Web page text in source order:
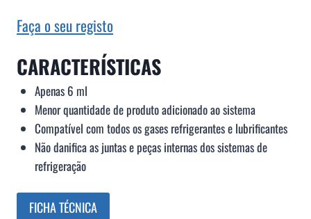
Faça o seu registo
CARACTERÍSTICAS
Apenas 6 ml
Menor quantidade de produto adicionado ao sistema
Compatível com todos os gases refrigerantes e lubrificantes
Não danifica as juntas e peças internas dos sistemas de
refrigeração
FICHA TÉCNICA